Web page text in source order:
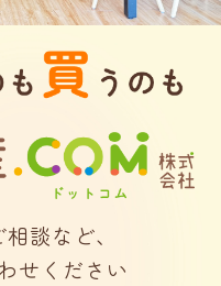
談など、
せください